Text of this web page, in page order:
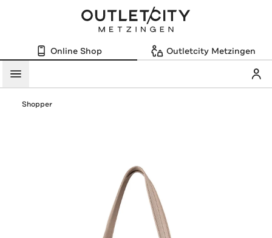
Online Shop Outletcity Metzingen
Menü
Shopper